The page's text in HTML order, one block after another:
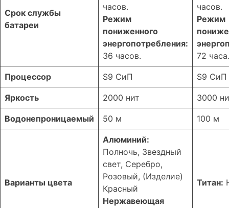
Срок службы
батареи
часов.
Режим
пониженного
энергопотребления:
36 часов.
часов.
Режим
72 часа.
Процессор S9 СиП S9 СиП
Яркость 2000 нит 3000
Водонепроницаемый 50 м 100 м
Варианты цвета
Алюминий:
Полночь, Звездный
свет, Серебро,
Розовый, (Изделие)
Красный
Нержавеющая
Титан: